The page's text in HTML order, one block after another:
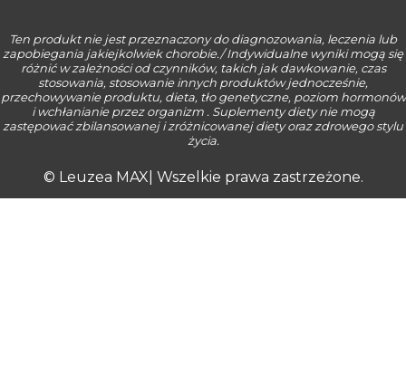
Ten produkt nie jest przeznaczony do diagnozowania, leczenia lub
zapobiegania jakiejkolwiek chorobie./ Indywidualne wyniki mogą się
różnić w zależności od czynników, takich jak dawkowanie, czas
stosowania, stosowanie innych produktów jednocześnie,
przechowywanie produktu, dieta, tło genetyczne, poziom hormonów
i wchłanianie przez organizm . Suplementy diety nie mogą
zastępować zbilansowanej i zróżnicowanej diety oraz zdrowego stylu
życia.
© Leuzea MAX| Wszelkie prawa zastrzeżone.